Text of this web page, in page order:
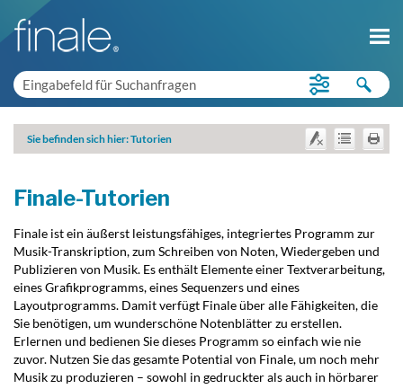
Sie befinden sich hier:Tutorien
Finale-Tutorien
Finale ist ein äußerst leistungsfähiges, integriertes Programm zur
Musik-Transkription, zum Schreiben von Noten, Wiedergeben und
Publizieren von Musik. Es enthält Elemente einer Textverarbeitung,
eines Grafikprogramms, eines Sequenzers und eines
Layoutprogramms. Damit verfügt Finale über alle Fähigkeiten, die
Sie benötigen, um wunderschöne Notenblätter zu erstellen.
Erlernen und bedienen Sie dieses Programm so einfach wie nie
zuvor. Nutzen Sie das gesamte Potential von Finale, um noch mehr
Musik zu produzieren – sowohl in gedruckter als auch in hörbarer